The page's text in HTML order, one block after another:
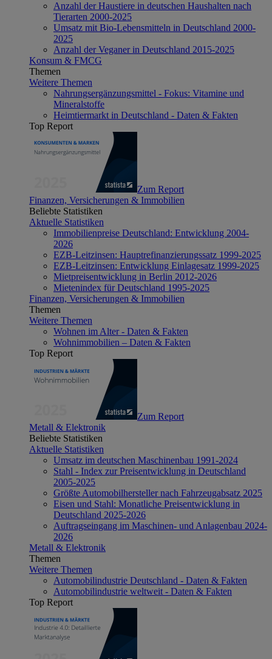
Anzahl der Haustiere in deutschen Haushalten nach
Tierarten 2000-2025
Umsatz mit Bio-Lebensmitteln in Deutschland 2000-
2025
Anzahl der Veganer in Deutschland 2015-2025
Konsum & FMCG
Themen
Weitere Themen
Nahrungsergänzungsmittel - Fokus: Vitamine und
Mineralstoffe
Heimtiermarkt in Deutschland - Daten & Fakten
Top Report
Zum Report
Finanzen, Versicherungen & Immobilien
Beliebte Statistiken
Aktuelle Statistiken
Immobilienpreise Deutschland: Entwicklung 2004-
2026
EZB-Leitzinsen: Hauptrefinanzierungssatz 1999-2025
EZB-Leitzinsen: Entwicklung Einlagesatz 1999-2025
Mietpreisentwicklung in Berlin 2012-2026
Mietenindex für Deutschland 1995-2025
Finanzen, Versicherungen & Immobilien
Themen
Weitere Themen
Wohnen im Alter - Daten & Fakten
Wohnimmobilien – Daten & Fakten
Top Report
Zum Report
Metall & Elektronik
Beliebte Statistiken
Aktuelle Statistiken
Umsatz im deutschen Maschinenbau 1991-2024
Stahl - Index zur Preisentwicklung in Deutschland
2005-2025
Größte Automobilhersteller nach Fahrzeugabsatz 2025
Eisen und Stahl: Monatliche Preisentwicklung in
Deutschland 2025-2026
Auftragseingang im Maschinen- und Anlagenbau 2024-
2026
Metall & Elektronik
Themen
Weitere Themen
Automobilindustrie Deutschland - Daten & Fakten
Automobilindustrie weltweit - Daten & Fakten
Top Report